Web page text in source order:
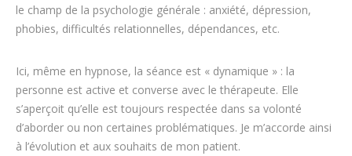
le champ de la psychologie générale : anxiété, dépression,
phobies, difficultés relationnelles, dépendances, etc.
Ici, même en hypnose, la séance est « dynamique » : la
personne est active et converse avec le thérapeute. Elle
s’aperçoit qu’elle est toujours respectée dans sa volonté
d’aborder ou non certaines problématiques. Je m’accorde ainsi
à l’évolution et aux souhaits de mon patient.